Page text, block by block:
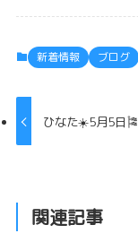
新着情報 ブログ
ひなた☀️5月5日🎏
関連記事